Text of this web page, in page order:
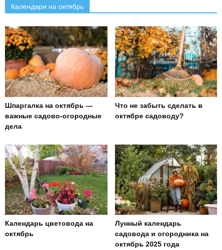
Календари на октябрь
Шпаргалка на октябрь —
важные садово-огородные
дела
Что не забыть сделать в
октябре садоводу?
Календарь цветовода на
октябрь
Лунный календарь
садовода и огородника на
октябрь 2025 года